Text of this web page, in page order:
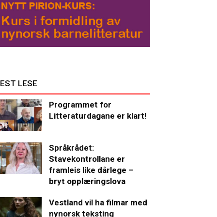
LESE
Programmet for
Litteraturdagane er klart!
Språkrådet:
Stavekontrollane er
framleis like dårlege –
bryt opplæringslova
Vestland vil ha filmar med
nynorsk teksting